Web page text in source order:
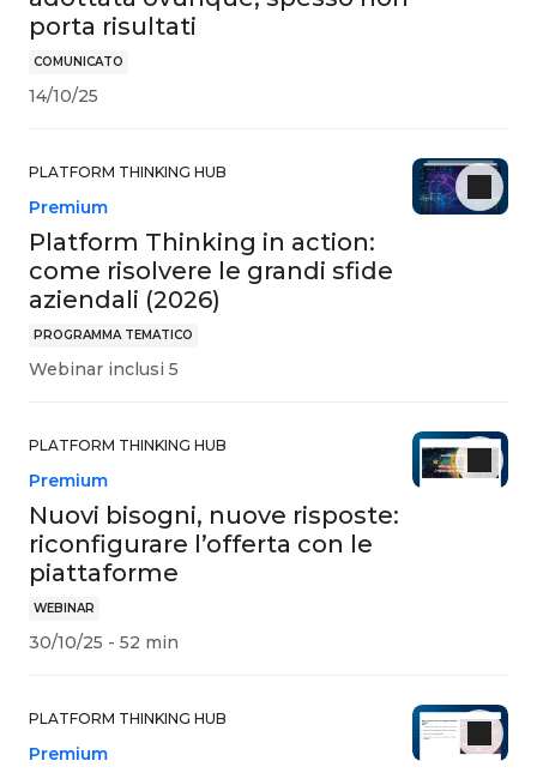
COMUNICATO
porta risultati
14/10/25
PLATFORM THINKING HUB
PROGRAMMA TEMATICO
Platform Thinking in action:
come risolvere le grandi sfide
aziendali (2026)
Premium
Webinar inclusi 5
PLATFORM THINKING HUB
WEBINAR
Nuovi bisogni, nuove risposte:
riconfigurare l’offerta con le
piattaforme
Premium
30/10/25 - 52 min
PLATFORM THINKING HUB
Premium